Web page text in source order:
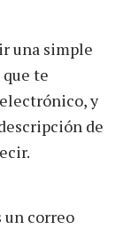
una simple
te
y
de
un correo